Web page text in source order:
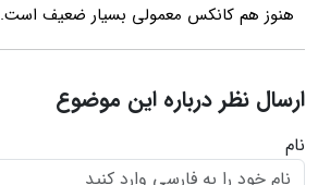
هنوز هم کانکس معمولی بسیار ضعیف است.
ارسال نظر درباره این موضوع
نام